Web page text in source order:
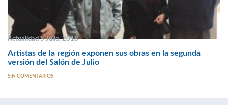
Actualidad 5 Julio, 2018
Artistas de la región exponen sus obras en la segunda
versión del Salón de Julio
SIN COMENTARIOS